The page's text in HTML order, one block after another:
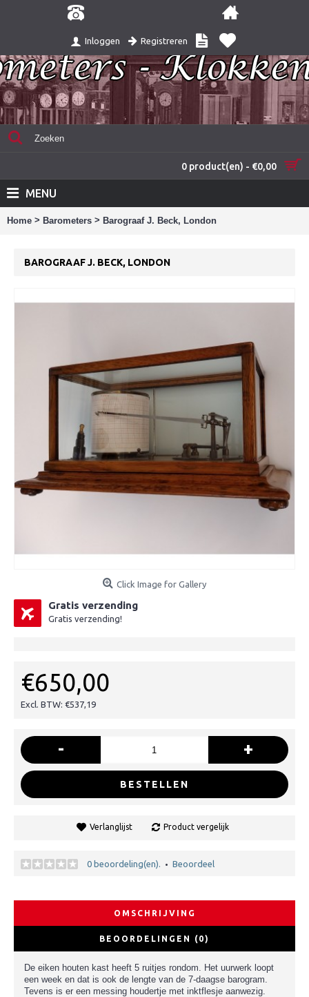
Inloggen Registreren
0 product(en) - €0,00
MENU
Home > Barometers > Barograaf J. Beck, London
BAROGRAAF J. BECK, LONDON
Click Image for Gallery
Gratis verzending
Gratis verzending!
€650,00
Excl. BTW: €537,19
- +
BESTELLEN
Verlanglijst Product vergelijk
0 beoordeling(en). • Beoordeel
OMSCHRIJVING
BEOORDELINGEN (0)
De eiken houten kast heeft 5 ruitjes rondom. Het uurwerk loopt
een week en dat is ook de lengte van de 7-daagse barogram.
Tevens is er een messing houdertje met inktflesje aanwezig.